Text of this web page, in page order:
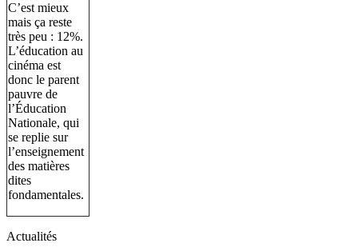
C’est mieux
mais ça reste
très peu : 12%.
L’éducation au
cinéma est
donc le parent
pauvre de
l’Éducation
Nationale, qui
se replie sur
l’enseignement
des matières
dites
fondamentales.
Actualités